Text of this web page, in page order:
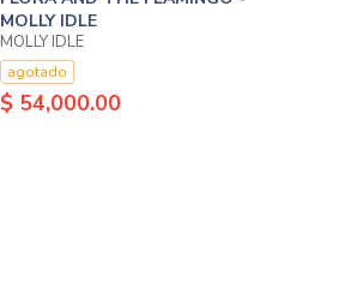
MOLLY IDLE
MOLLY IDLE
agotado
$ 54,000.00